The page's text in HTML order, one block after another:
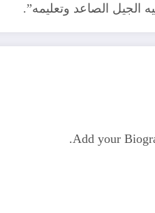
الجيل الصاعد وتعليمه”.
Add your